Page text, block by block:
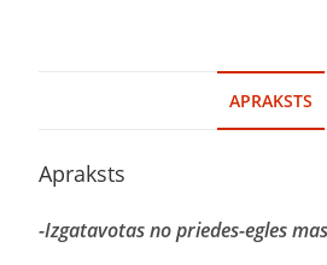
APRAKSTS
Apraksts
-Izgatavotas no priedes-egles